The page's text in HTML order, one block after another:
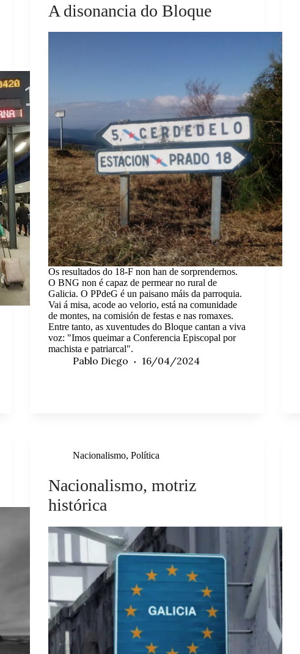
A disonancia do Bloque
Os resultados do 18-F non han de sorprendernos.
O BNG non é capaz de permear no rural de
Galicia. O PPdeG é un paisano máis da parroquia.
Vai á misa, acode ao velorio, está na comunidade
de montes, na comisión de festas e nas romaxes.
Entre tanto, as xuventudes do Bloque cantan a viva
voz: "Imos queimar a Conferencia Episcopal por
machista e patriarcal".
Pablo Diego 16/04/2024
Nacionalismo,Política
Nacionalismo, motriz
histórica